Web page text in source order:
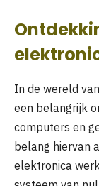
In de wereld
een belangrijk
computers en
belang hiervan
elektronica